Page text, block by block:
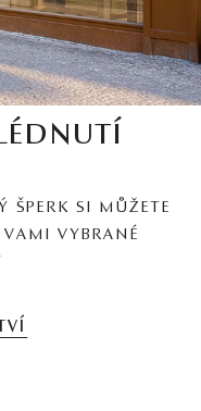
ŠPERK SI MŮŽETE
VYBRANÉ